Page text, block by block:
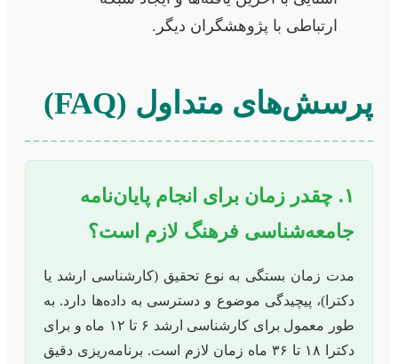
ارتباطی با پژوهشگران دیگر.
پرسش‌های متداول (FAQ)
۱. چقدر زمان برای انجام پایان‌نامه
جامعه‌شناسی فرهنگ لازم است؟
مدت زمان بستگی به نوع تحقیق (کارشناسی ارشد یا
دکترا)، پیچیدگی موضوع و دسترسی به داده‌ها دارد. به
طور معمول برای کارشناسی ارشد ۶ تا ۱۲ ماه و برای
دکترا ۱۸ تا ۳۶ ماه زمان لازم است. برنامه‌ریزی دقیق